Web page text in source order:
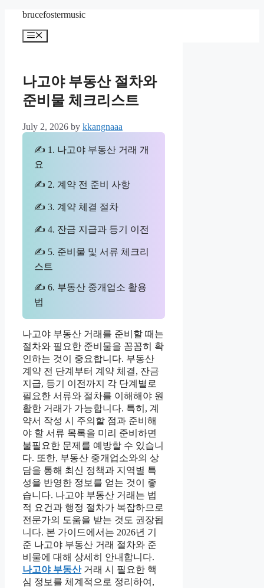
content
brucefostermusic
Menu
나고야 부동산 절차와
준비물 체크리스트
July 2, 2026 by kkangnaaa
✍ 1. 나고야 부동산 거래 개
요
✍ 2. 계약 전 준비 사항
✍ 3. 계약 체결 절차
✍ 4. 잔금 지급과 등기 이전
✍ 5. 준비물 및 서류 체크리
스트
✍ 6. 부동산 중개업소 활용
법
나고야 부동산 거래를 준비할 때는
절차와 필요한 준비물을 꼼꼼히 확
인하는 것이 중요합니다. 부동산
계약 전 단계부터 계약 체결, 잔금
지급, 등기 이전까지 각 단계별로
필요한 서류와 절차를 이해해야 원
활한 거래가 가능합니다. 특히, 계
약서 작성 시 주의할 점과 준비해
야 할 서류 목록을 미리 준비하면
불필요한 문제를 예방할 수 있습니
다. 또한, 부동산 중개업소와의 상
담을 통해 최신 정책과 지역별 특
성을 반영한 정보를 얻는 것이 좋
습니다. 나고야 부동산 거래는 법
적 요건과 행정 절차가 복잡하므로
전문가의 도움을 받는 것도 권장됩
니다. 본 가이드에서는 2026년 기
준 나고야 부동산 거래 절차와 준
비물에 대해 상세히 안내합니다.
나고야 부동산거래 시 필요한 핵
심 정보를 체계적으로 정리하여,